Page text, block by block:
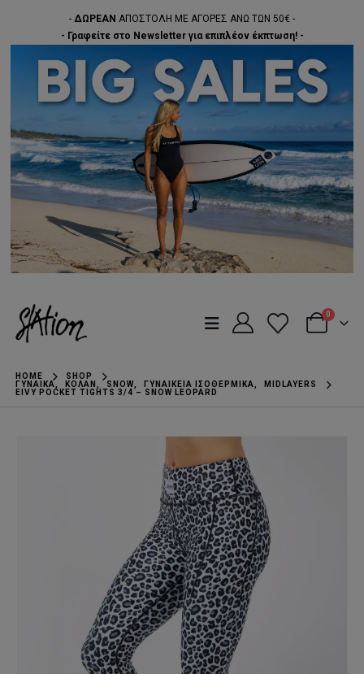
- ΔΩΡΕΑΝ ΑΠΟΣΤΟΛΗ ΜΕ ΑΓΟΡΕΣ ΑΝΩ ΤΩΝ 50€ -
- Γραφείτε στο Newsletter για επιπλέον έκπτωση! -
0
HOME
SHOP
ΓΥΝΑΊΚΑ, ΚΟΛΆΝ, SNOW, ΓΥΝΑΙΚΕΊΑ ΙΣΟΘΕΡΜΙΚΆ,
MIDLAYERS
EIVY POCKET TIGHTS 3/4 – SNOW LEOPARD